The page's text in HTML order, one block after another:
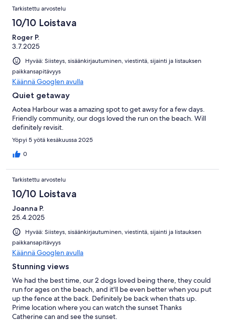
Tarkistettu arvostelu
10/10 Loistava
Roger P.
3.7.2025
Hyvää: Siisteys, sisäänkirjautuminen, viestintä, sijainti ja listauksen
paikkansapitävyys
Käännä Googlen avulla
Quiet getaway
Aotea Harbour was a amazing spot to get awsy for a few days.
Friendly community, our dogs loved the run on the beach. Will
definitely revisit.
Yöpyi 5 yötä kesäkuussa 2025
0
Tarkistettu arvostelu
10/10 Loistava
Joanna P.
25.4.2025
Hyvää: Siisteys, sisäänkirjautuminen, viestintä, sijainti ja listauksen
paikkansapitävyys
Käännä Googlen avulla
Stunning views
We had the best time, our 2 dogs loved being there, they could
run for ages on the beach, and it'll be even better when you put
up the fence at the back. Definitely be back when thats up.
Prime location where you can watch the sunset Thanks
Catherine can and see the sunset.